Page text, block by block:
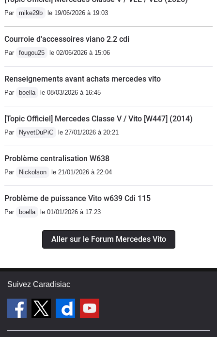
Par mike29b le 19/06/2026 à 19:03
Courroie d'accessoires viano 2.2 cdi
Par fougou25 le 02/06/2026 à 15:06
Renseignements avant achats mercedes vito
Par boella le 08/03/2026 à 16:45
[Topic Officiel] Mercedes Classe V / Vito [W447] (2014)
Par NyvetDuPiC le 27/01/2026 à 20:21
Problème centralisation W638
Par Nickolson le 21/01/2026 à 22:04
Problème de puissance Vito w639 Cdi 115
Par boella le 01/01/2026 à 17:23
Aller sur le Forum Mercedes Vito
Suivez Caradisiac